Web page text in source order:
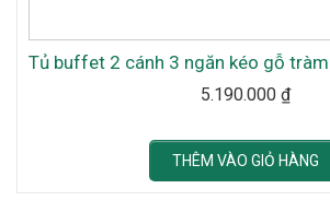
Tủ buffet 2 cánh 3 ngăn kéo gỗ tràm
5.190.000 ₫
THÊM VÀO GIỎ HÀNG